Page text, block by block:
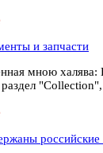
и запчасти
мною халява:
раздел